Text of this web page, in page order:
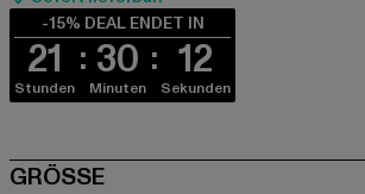
-15% DEAL ENDET IN
21
Stunden
30
Minuten
12
Sekunden
GRÖSSE